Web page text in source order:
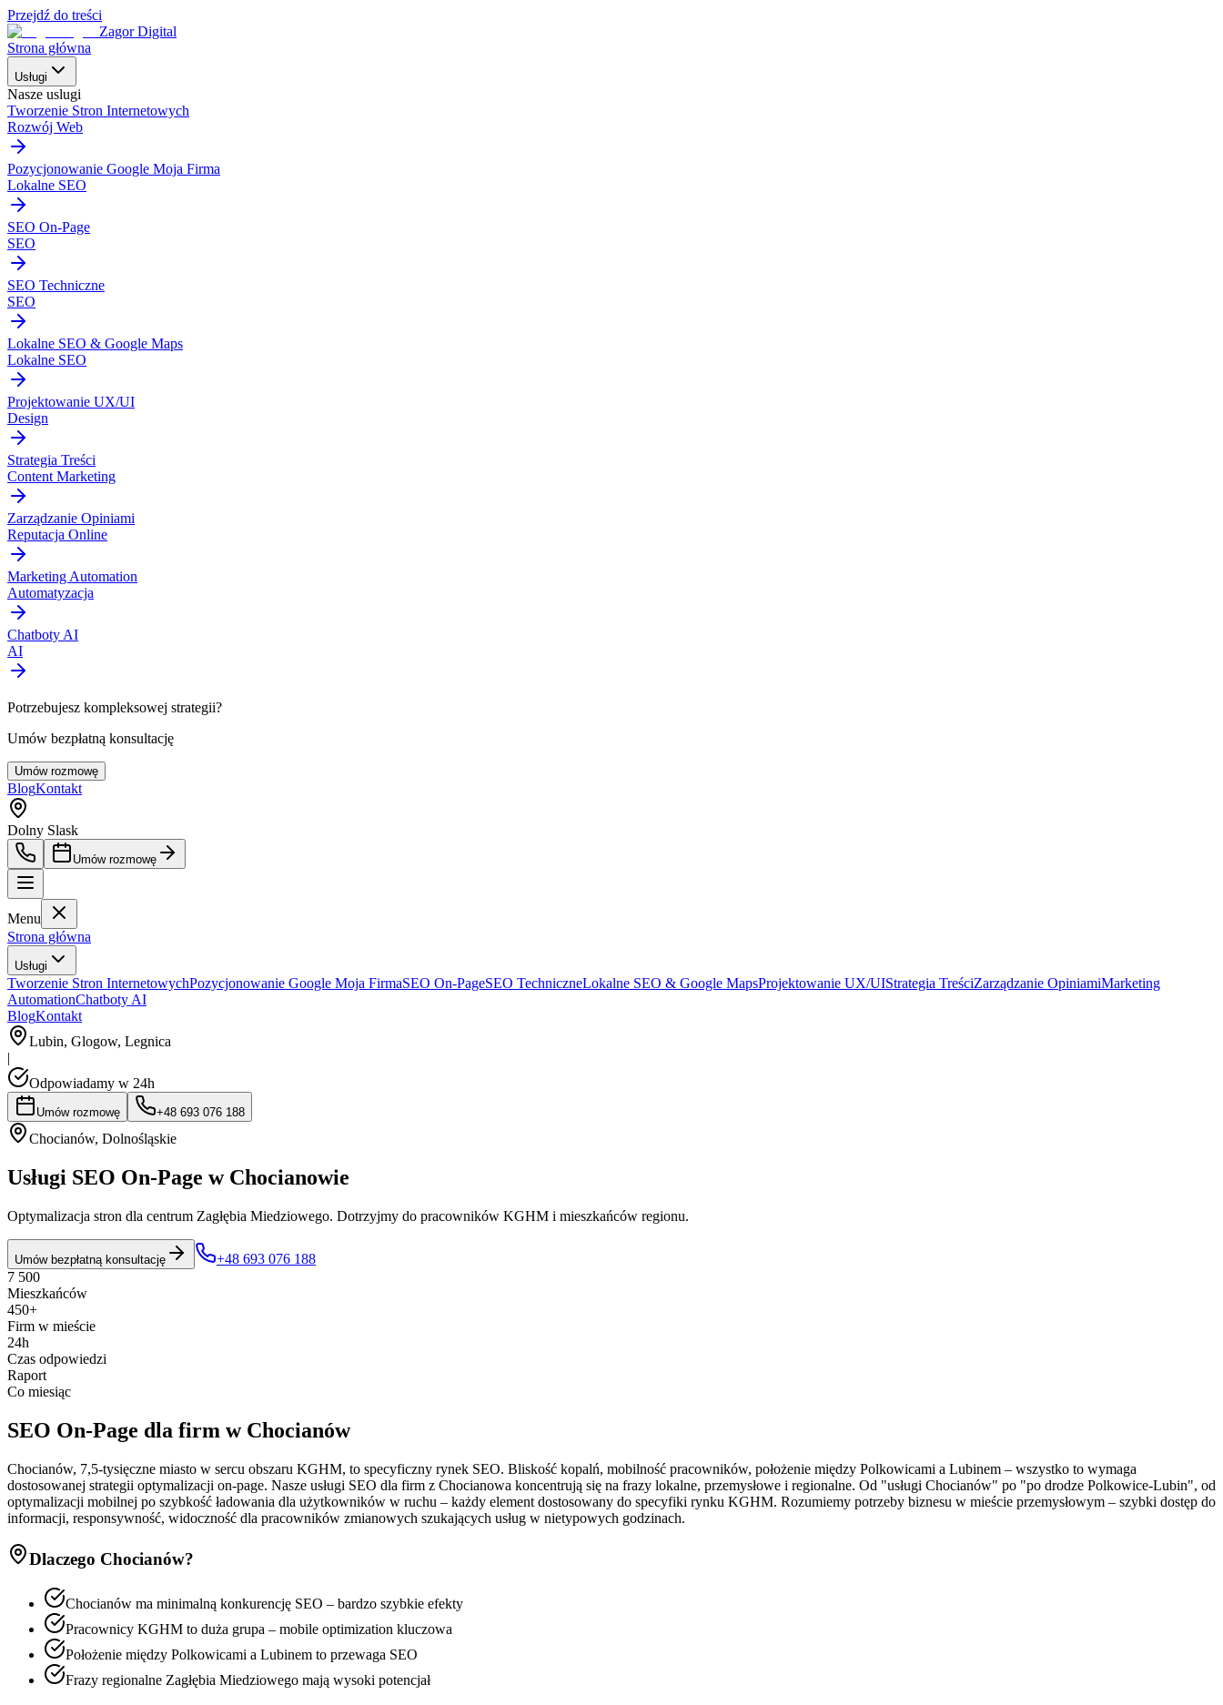
Przejdź do treści
Zagor Digital
Strona główna
Usługi
Nasze uslugi
Tworzenie Stron Internetowych
Rozwój Web
Pozycjonowanie Google Moja Firma
Lokalne SEO
SEO On-Page
SEO
SEO Techniczne
SEO
Lokalne SEO & Google Maps
Lokalne SEO
Projektowanie UX/UI
Design
Strategia Treści
Content Marketing
Zarządzanie Opiniami
Reputacja Online
Marketing Automation
Automatyzacja
Chatboty AI
AI
Potrzebujesz kompleksowej strategii?
Umów bezpłatną konsultację
Umów rozmowę
BlogKontakt
Dolny Slask
Umów rozmowę
Menu
Strona główna
Usługi
Tworzenie Stron InternetowychPozycjonowanie Google Moja FirmaSEO On-PageSEO TechniczneLokalne SEO & Google MapsProjektowanie UX/UIStrategia TreściZarządzanie OpiniamiMarketing
AutomationChatboty AI
BlogKontakt
Lubin, Glogow, Legnica
|
Odpowiadamy w 24h
Umów rozmowę +48 693 076 188
Chocianów, Dolnośląskie
Usługi SEO On-Page w Chocianowie
Optymalizacja stron dla centrum Zagłębia Miedziowego. Dotrzyjmy do pracowników KGHM i mieszkańców regionu.
Umów bezpłatną konsultację
+48 693 076 188
7 500
Mieszkańców
450+
Firm w mieście
24h
Czas odpowiedzi
Raport
Co miesiąc
SEO On-Page dla firm w Chocianów
Chocianów, 7,5-tysięczne miasto w sercu obszaru KGHM, to specyficzny rynek SEO. Bliskość kopalń, mobilność pracowników, położenie między Polkowicami a Lubinem – wszystko to wymaga
dostosowanej strategii optymalizacji on-page. Nasze usługi SEO dla firm z Chocianowa koncentrują się na frazy lokalne, przemysłowe i regionalne. Od "usługi Chocianów" po "po drodze Polkowice-Lubin", od
optymalizacji mobilnej po szybkość ładowania dla użytkowników w ruchu – każdy element dostosowany do specyfiki rynku KGHM. Rozumiemy potrzeby biznesu w mieście przemysłowym – szybki dostęp do
informacji, responsywność, widoczność dla pracowników zmianowych szukających usług w nietypowych godzinach.
Dlaczego Chocianów?
Chocianów ma minimalną konkurencję SEO – bardzo szybkie efekty
Pracownicy KGHM to duża grupa – mobile optimization kluczowa
Położenie między Polkowicami a Lubinem to przewaga SEO
Frazy regionalne Zagłębia Miedziowego mają wysoki potencjał